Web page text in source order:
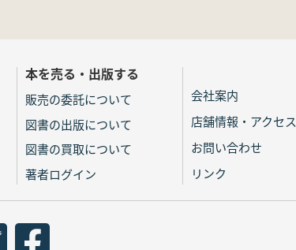
本を売る・出版する
販売の委託について
図書の出版について
図書の買取について
著者ログイン
会社案内
店舗情報・アクセス
お問い合わせ
リンク